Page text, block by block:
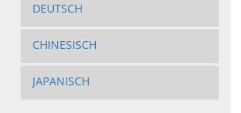
DEUTSCH
CHINESISCH
JAPANISCH